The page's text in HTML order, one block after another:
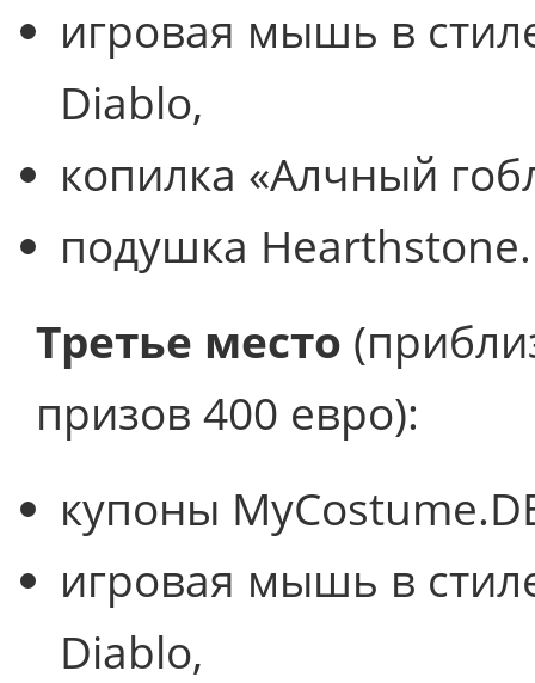
игровая мышь в
Diablo,
копилка «Алчный
подушка Hearthstone.
Третье место
призов 400 евро):
купоны
игровая мышь в
Diablo,